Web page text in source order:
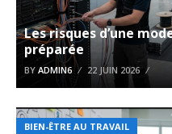
Les risques d’une
préparée
BY ADMIN6 22 JUIN 2026
BIEN-ÊTRE AU TRAVAIL